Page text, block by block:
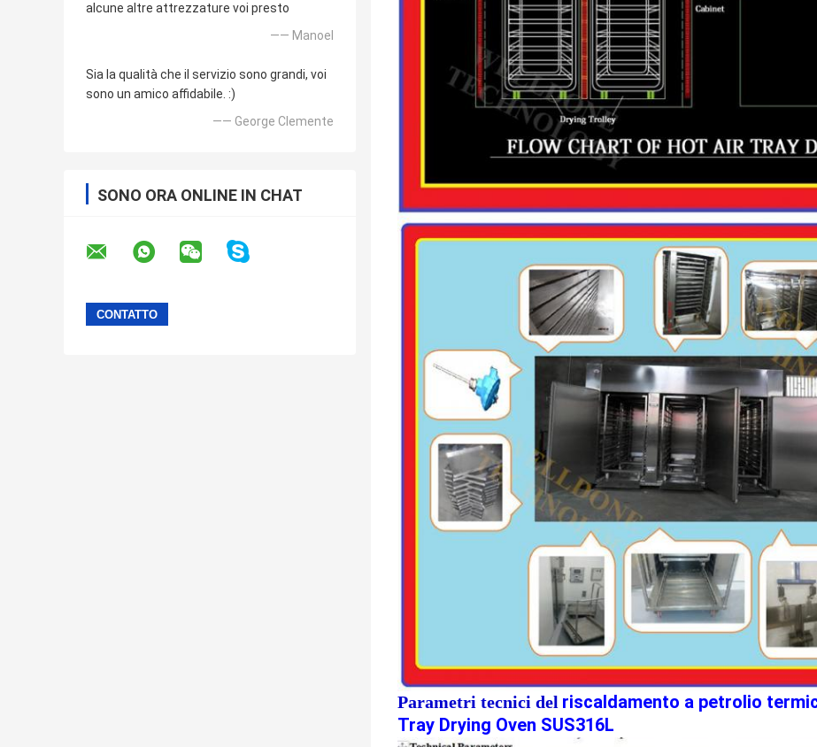
alcune altre attrezzature voi presto
—— Manoel
Sia la qualità che il servizio sono grandi, voi
sono un amico affidabile. :)
—— George Clemente
SONO ORA ONLINE IN CHAT
Parametri tecnici del riscaldamento a petrolio
Tray Drying Oven SUS316L